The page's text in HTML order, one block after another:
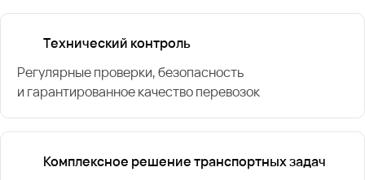
Технический контроль
Регулярные проверки, безопасность
и гарантированное качество перевозок
Комплексное решение транспортных задач